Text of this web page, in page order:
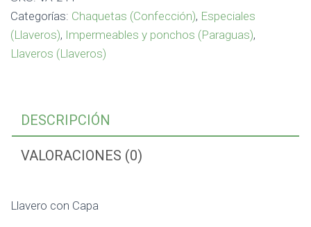
Categorías: Chaquetas (Confección), Especiales
(Llaveros), Impermeables y ponchos (Paraguas),
Llaveros (Llaveros)
DESCRIPCIÓN
VALORACIONES (0)
Llavero con Capa